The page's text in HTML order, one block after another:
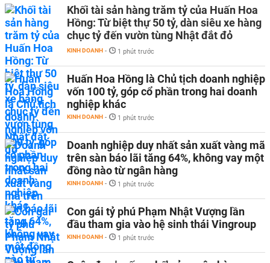
Khối tài sản hàng trăm tỷ của Huấn Hoa
Hồng: Từ biệt thự 50 tỷ, dàn siêu xe hàng
chục tỷ đến vườn tùng Nhật đắt đỏ
KINH DOANH - 1 phút trước
Huấn Hoa Hồng là Chủ tịch doanh nghiệp
vốn 100 tỷ, góp cổ phần trong hai doanh
nghiệp khác
KINH DOANH - 1 phút trước
Doanh nghiệp duy nhất sản xuất vàng mã
trên sàn báo lãi tăng 64%, không vay một
đồng nào từ ngân hàng
KINH DOANH - 1 phút trước
Con gái tỷ phú Phạm Nhật Vượng lần
đầu tham gia vào hệ sinh thái Vingroup
KINH DOANH - 1 phút trước